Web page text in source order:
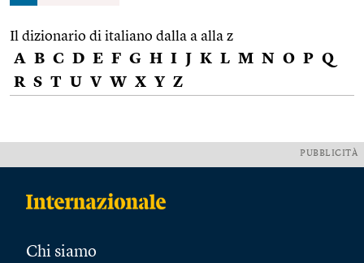
Il dizionario di italiano dalla a alla z
A B C D E F G H I J K L M N O P Q
R S T U V W X Y Z
PUBBLICITÀ
Chi siamo